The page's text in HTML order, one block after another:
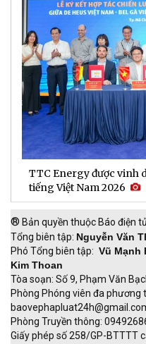
TTC Energy được vinh
tiếng Việt Nam 2026
® Bản quyền thuộc Báo điện
Tổng biên tập: Nguyễn Văn
Phó Tổng biên tập: Vũ Mạnh
Kim Thoan
Tòa soạn: Số 9, Phạm Văn
Phòng Phóng viên đa phương
Phòng Truyền thông:
Giấy phép số 258/GP-BTTTT